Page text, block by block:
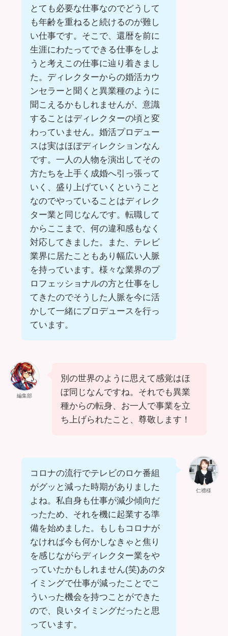
とても必要な仕事なのでどうして
も年齢を重ねると続けるのが難し
い仕事です。そこで、還暦を前に
生涯にわたってできる仕事をしよ
うと考えこの仕事に辿り着きまし
た。ディレクターからの婚活カウ
ンセラーと聞くと異業種のように
聞こえるかもしれませんが、意識
することはディレクターの頃と変
わっていません。婚活プロデュー
スは実はほぼディレクションなん
です。一人の人物を演出してその
方たちを上手く成婚へ引っ張って
いく、盛り上げていくということ
なのでやっていることはディレク
ター業と同じなんです。転職して
からここまで、何の違和感もなく
対応してきました。また、テレビ
業界に居たこともあり幅広い人脈
を持っています。様々な業界のプ
ロフェッショナルの方と仕事をし
てきたのでそうした人脈を今に活
かして一緒にプロデュースを行っ
ています。
編集部
別の世界のように思えて感覚はほ
ぼ同じなんですね。それでも異業
種からの転身、お一人で事業を立
ち上げられたこと、尊敬します！
仁禮様
コロナの流行でテレビのロケ番組
がグッと減った時期がありました
よね。私自身も仕事が減少傾向だ
ったため、それを機に起業する準
備を始めました。もしもコロナが
なければ今も何かしなきゃと焦り
を感じながらディレクター業をや
っていたかもしれません(笑)あのタ
イミングで仕事が減ったことでこ
ういった機会を持つことができた
ので、良いタイミングだったと思
っています。